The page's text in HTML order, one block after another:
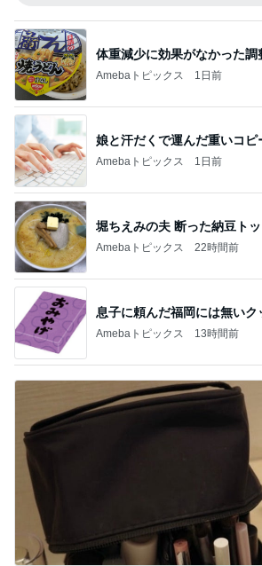
体重減少に効果がなかった調
Amebaトピックス 1日前
娘と汗だくで運んだ重いコピ
Amebaトピックス 1日前
堀ちえみの夫 断った納豆ト
Amebaトピックス 22時間前
息子に頼んだ福岡には無いク
Amebaトピックス 13時間前